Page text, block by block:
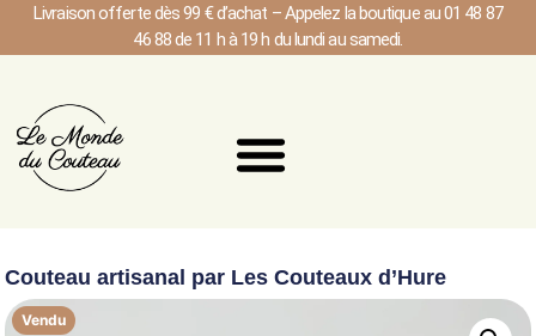
Livraison offerte dès 99 € d’achat – Appelez la boutique au 01 48 87
46 88 de 11 h à 19 h du lundi au samedi.
Couteau artisanal par Les Couteaux d’Hure
Vendu